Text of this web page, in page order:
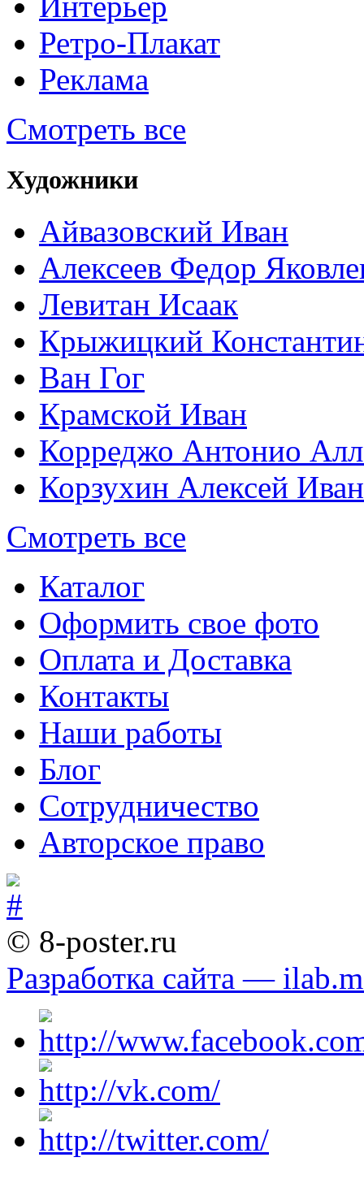
Ретро-Плакат
Реклама
Смотреть все
Художники
Айвазовский Иван
Алексеев Федор
Левитан Исаак
Крыжицкий
Ван Гог
Крамской Иван
Корреджо Антонио
Корзухин Алексей
Смотреть все
Каталог
Оформить свое фото
Оплата и Доставка
Контакты
Наши работы
Блог
Сотрудничество
Авторское право
© 8-poster.ru
Разработка сайта —